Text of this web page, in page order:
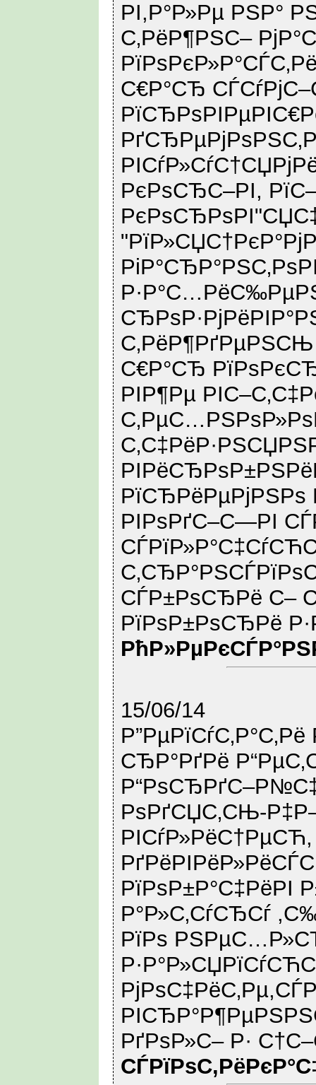
РІ,Р°Р»Рµ РЅР°
С‚РёР¶РЅС–
С€Р°СЂ
РєРѕСЂС–РІ,
С€Р°СЂ
РІР¶Рµ
РїСЂРёРµРјРЅРѕ
РІРѕРґС–С—РІ
СЃР±РѕСЂРё С–
РїРѕР±РѕСЂРё
15/06/14
СЂР°РґРё
РѕРґСЏС‚СЊ-
Р°Р»С‚СѓСЂСѓ
РїРѕ
РґРѕР»С– Р·